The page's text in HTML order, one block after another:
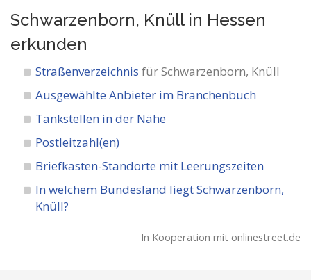
Schwarzenborn, Knüll in Hessen
erkunden
Straßenverzeichnis für Schwarzenborn, Knüll
Ausgewählte Anbieter im Branchenbuch
Tankstellen in der Nähe
Postleitzahl(en)
Briefkasten-Standorte mit Leerungszeiten
In welchem Bundesland liegt Schwarzenborn,
Knüll?
In Kooperation mit onlinestreet.de